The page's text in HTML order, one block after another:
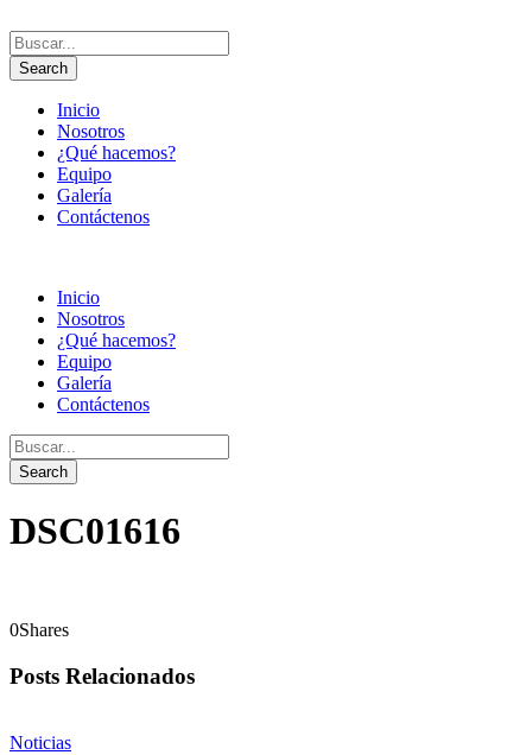
Inicio
Nosotros
¿Qué hacemos?
Equipo
Galería
Contáctenos
Inicio
Nosotros
¿Qué hacemos?
Equipo
Galería
Contáctenos
DSC01616
0Shares
Posts Relacionados
Noticias